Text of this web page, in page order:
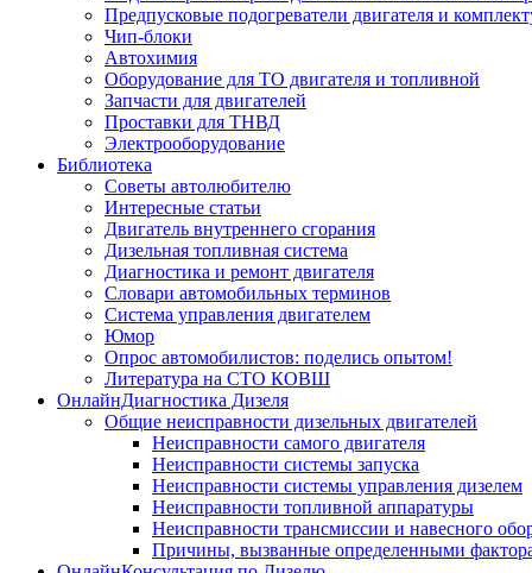
Предпусковые подогреватели двигателя и
Чип-блоки
Автохимия
Оборудование для ТО двигателя и топливной
Запчасти для двигателей
Проставки для ТНВД
Электрооборудование
Библиотека
Советы автолюбителю
Интересные статьи
Двигатель внутреннего сгорания
Дизельная топливная система
Диагностика и ремонт двигателя
Словари автомобильных терминов
Система управления двигателем
Юмор
Опрос автомобилистов: поделись опытом!
Литература на СТО КОВШ
ОнлайнДиагностика Дизеля
Общие неисправности дизельных двигателей
Неисправности самого двигателя
Неисправности системы запуска
Неисправности системы управления дизелем
Неисправности топливной аппаратуры
Неисправности трансмиссии и навесного
Причины, вызванные определенными